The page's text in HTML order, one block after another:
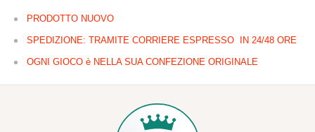
PRODOTTO NUOVO
SPEDIZIONE: TRAMITE CORRIERE ESPRESSO IN 24/48 ORE
OGNI GIOCO è NELLA SUA CONFEZIONE ORIGINALE